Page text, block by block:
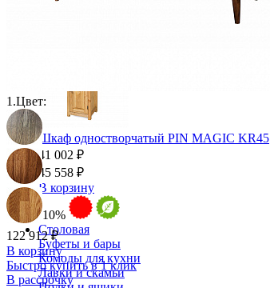
Шкаф одностворчатый PIN MAGIC KR45
41 002 ₽
45 558 ₽
В корзину
-10%
Столовая
Буфеты и бары
Комоды для кухни
Лавки и скамьи
1.Цвет:
122 912 ₽
В корзину
Быстро купить в 1 клик
В рассрочку